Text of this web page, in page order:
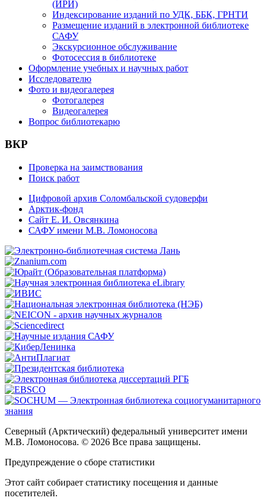
(ИРИ)
Индексирование изданий по УДК, ББК, ГРНТИ
Размещение изданий в электронной библиотеке
САФУ
Экскурсионное обслуживание
Фотосессия в библиотеке
Оформление учебных и научных работ
Исследователю
Фото и видеогалерея
Фотогалерея
Видеогалерея
Вопрос библиотекарю
ВКР
Проверка на заимствования
Поиск работ
Цифровой архив Соломбальской судоверфи
Арктик-фонд
Сайт Е. И. Овсянкина
САФУ имени М.В. Ломоносова
Северный (Арктический) федеральный университет имени
М.В. Ломоносова. © 2026 Все права защищены.
Предупреждение о сборе статистики
Этот сайт собирает статистику посещения и данные
посетителей.